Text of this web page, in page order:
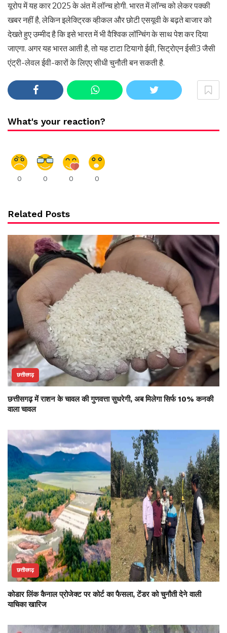
यूरोप में यह कार 2025 के अंत में लॉन्च होगी. भारत में लॉन्च को लेकर पक्की
खबर नहीं है, लेकिन इलेक्ट्रिक व्हीकल और छोटी एसयूवी के बढ़ते बाजार को
देखते हुए उम्मीद है कि इसे भारत में भी वैश्विक लॉन्चिंग के साथ पेश कर दिया
जाएगा. अगर यह भारत आती है, तो यह टाटा टियागो ईवी, सिट्रोएन ईसी3 जैसी
एंट्री-लेवल ईवी-कारों के लिएए सीधी चुनौती बन सकती है.
What's your reaction?
0 0 0 0
Related Posts
छत्तीसगढ़
छत्तीसगढ़ में राशन के चावल की गुणवत्ता सुधरेगी, अब मिलेगा सिर्फ 10% कनकी
वाला चावल
छत्तीसगढ़
कोडार लिंक कैनाल प्रोजेक्ट पर कोर्ट का फैसला, टेंडर को चुनौती देने वाली
याचिका खारिज